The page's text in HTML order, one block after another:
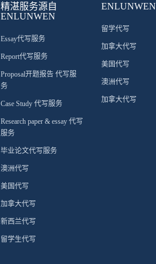
精湛服务源自
ENLUNWEN
Essay代写服务
Report代写服务
Proposal开题报告 代写服
务
Case Study 代写服务
Research paper & essay 代写
服务
毕业论文代写服务
澳洲代写
美国代写
加拿大代写
新西兰代写
留学生代写
ENLUNWEN
留学代写
加拿大代写
美国代写
澳洲代写
加拿大代写